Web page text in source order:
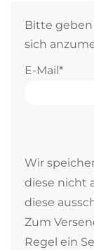
Bitte geben
sich
E-Mail*
Wir
diese nicht
diese
Zum
Regel ein